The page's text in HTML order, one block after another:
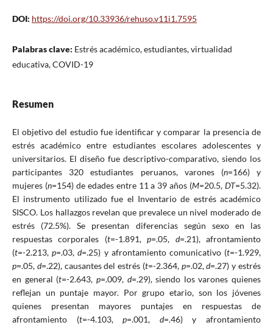
DOI: https://doi.org/10.33936/rehuso.v11i1.7595
Palabras clave: Estrés académico, estudiantes, virtualidad
educativa, COVID-19
Resumen
El objetivo del estudio fue identificar y comparar la presencia de
estrés académico entre estudiantes escolares adolescentes y
universitarios. El diseño fue descriptivo-comparativo, siendo los
participantes 320 estudiantes peruanos, varones (n=166) y
mujeres (n=154) de edades entre 11 a 39 años (M=20.5,DT=5.32).
El instrumento utilizado fue el Inventario de estrés académico
SISCO. Los hallazgos revelan que prevalece un nivel moderado de
estrés (72.5%). Se presentan diferencias según sexo en las
respuestas corporales (t=-1.891,p=.05, d=.21), afrontamiento
(t=-2.213,p=.03,d=.25) y afrontamiento comunicativo (t=-1.929,
p=.05, d=.22), causantes del estrés (t=-2.364, p=.02,d=.27) y estrés
en general (t=-2.643, p=.009, d=.29), siendo los varones quienes
reflejan un puntaje mayor. Por grupo etario, son los jóvenes
quienes presentan mayores puntajes en respuestas de
afrontamiento (t=-4.103,p=.001, d=.46) y afrontamiento